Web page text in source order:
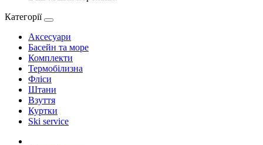
Категорії
Аксесуари
Басейн та море
Комплекти
Термобілизна
Фліси
Штани
Взуття
Куртки
Ski service